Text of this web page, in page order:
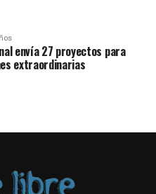
envía 27 proyectos para
extraordinarias